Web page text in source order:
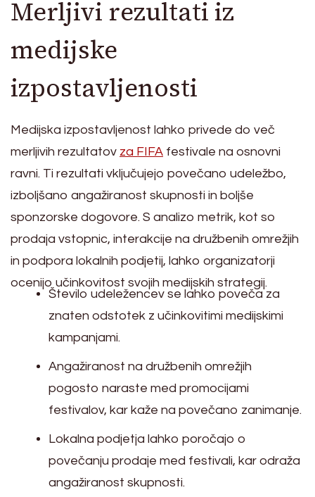
Merljivi rezultati iz
medijske
izpostavljenosti
Medijska izpostavljenost lahko privede do več
merljivih rezultatov za FIFA festivale na osnovni
ravni. Ti rezultati vključujejo povečano udeležbo,
izboljšano angažiranost skupnosti in boljše
sponzorske dogovore. S analizo metrik, kot so
prodaja vstopnic, interakcije na družbenih omrežjih
in podpora lokalnih podjetij, lahko organizatorji
ocenijo učinkovitost svojih medijskih strategij.
Število udeležencev se lahko poveča za
znaten odstotek z učinkovitimi medijskimi
kampanjami.
Angažiranost na družbenih omrežjih
pogosto naraste med promocijami
festivalov, kar kaže na povečano zanimanje.
Lokalna podjetja lahko poročajo o
povečanju prodaje med festivali, kar odraža
angažiranost skupnosti.